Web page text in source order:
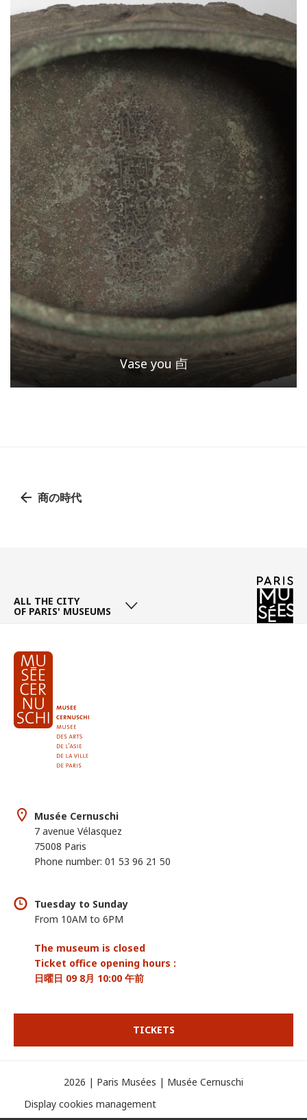
Vase you 卣
商の時代
ALL THE CITY
OF PARIS' MUSEUMS
Musée Cernuschi
7 avenue Vélasquez
75008 Paris
Phone number: 01 53 96 21 50
Tuesday to Sunday
From 10AM to 6PM
The museum is closed
Ticket office opening hours :
日曜日 09 8月 10:00 午前
TICKETS
2026 | Paris Musées | Musée Cernuschi
Display cookies management